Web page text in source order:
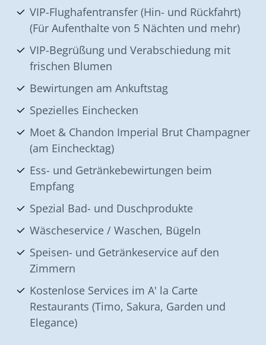
VIP-Flughafentransfer (Hin- und Rückfahrt)
(Für Aufenthalte von 5 Nächten und mehr)
VIP-Begrüßung und Verabschiedung mit
frischen Blumen
Bewirtungen am Ankuftstag
Spezielles Einchecken
Moet & Chandon Imperial Brut Champagner
(am Einchecktag)
Ess- und Getränkebewirtungen beim
Empfang
Spezial Bad- und Duschprodukte
Wäscheservice / Waschen, Bügeln
Speisen- und Getränkeservice auf den
Zimmern
Kostenlose Services im A' la Carte
Restaurants (Timo, Sakura, Garden und
Elegance)